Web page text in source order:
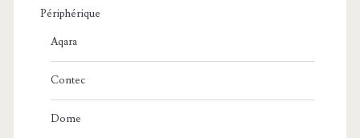
Périphérique
Aqara
Contec
Dome